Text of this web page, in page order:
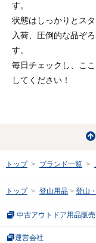
す。
状態はしっかりとス
入荷、圧倒的な品ぞ
す。
毎日チェックし、こ
してください！
トップ ブランド一覧
トップ 登山用品 登山
中古アウトドア用品販売
運営会社